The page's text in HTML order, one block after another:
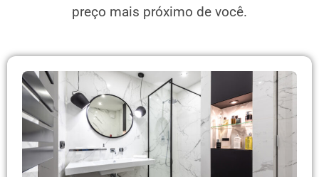
preço mais próximo de você.